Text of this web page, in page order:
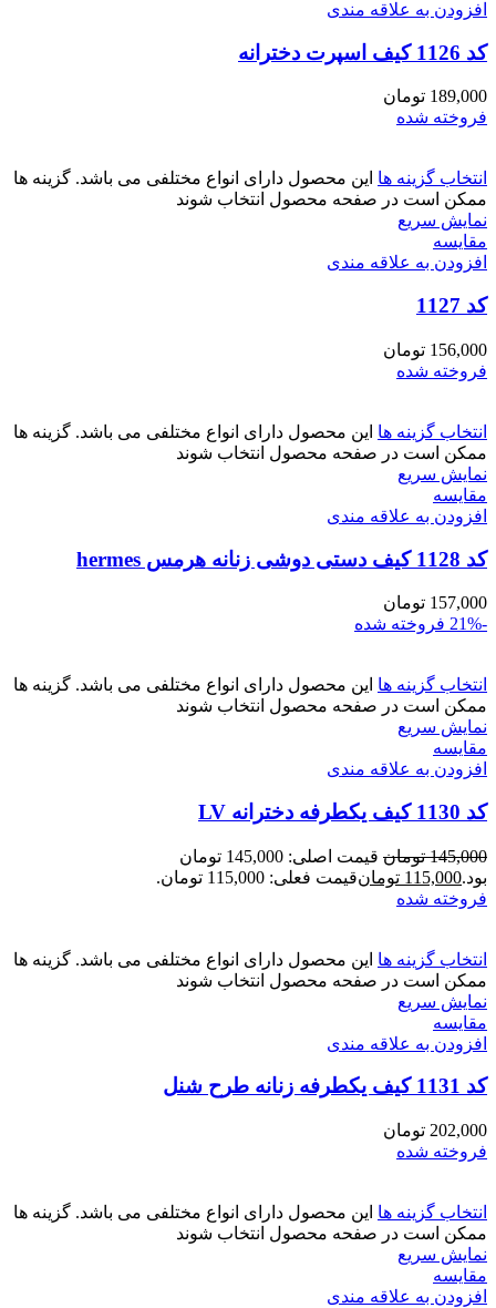
افزودن به علاقه مندی
کد 1126 کیف اسپرت دخترانه
189,000 تومان
فروخته شده
انتخاب گزینه ها این محصول دارای انواع مختلفی می باشد. گزینه ها
ممکن است در صفحه محصول انتخاب شوند
نمایش سریع
مقايسه
افزودن به علاقه مندی
کد 1127
156,000 تومان
فروخته شده
انتخاب گزینه ها این محصول دارای انواع مختلفی می باشد. گزینه ها
ممکن است در صفحه محصول انتخاب شوند
نمایش سریع
مقايسه
افزودن به علاقه مندی
کد 1128 کیف دستی دوشی زنانه هرمس hermes
157,000 تومان
-21%
فروخته شده
انتخاب گزینه ها این محصول دارای انواع مختلفی می باشد. گزینه ها
ممکن است در صفحه محصول انتخاب شوند
نمایش سریع
مقايسه
افزودن به علاقه مندی
کد 1130 کیف یکطرفه دخترانه LV
145,000 تومان
قیمت اصلی: 145,000 تومان
بود.115,000 تومانقیمت فعلی: 115,000 تومان.
فروخته شده
انتخاب گزینه ها این محصول دارای انواع مختلفی می باشد. گزینه ها
ممکن است در صفحه محصول انتخاب شوند
نمایش سریع
مقايسه
افزودن به علاقه مندی
کد 1131 کیف یکطرفه زنانه طرح شنل
202,000 تومان
فروخته شده
انتخاب گزینه ها این محصول دارای انواع مختلفی می باشد. گزینه ها
ممکن است در صفحه محصول انتخاب شوند
نمایش سریع
مقايسه
افزودن به علاقه مندی